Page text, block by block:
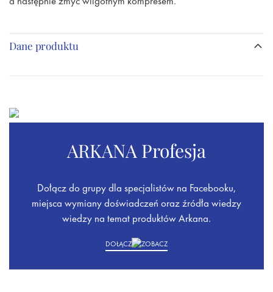
Dane produktu
ARKANA Profesja
Dołącz do grupy dla specjalistów na Facebooku,
miejsca wymiany doświadczeń oraz źródła wiedzy
wiedzy na temat produktów Arkana.
DOŁĄCZ